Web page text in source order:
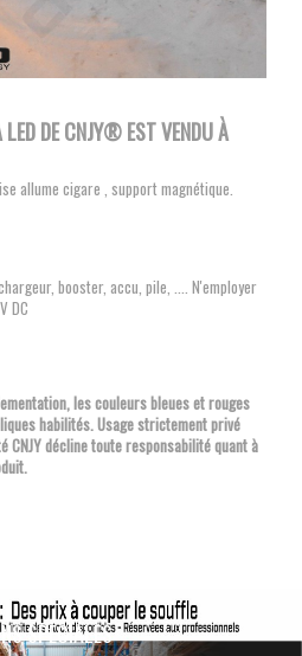
LEDDE CNJY®EST VENDU À
allume cigare , support magnétique.
booster, accu, pile, .... N'employer
DC
les couleurs bleues et rouges
habilités. Usage strictement privé
CNJY décline toute responsabilité quant à
SPÉCIALES